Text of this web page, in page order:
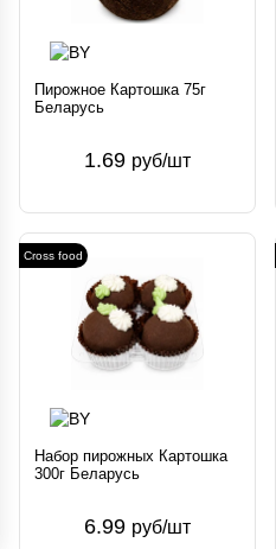
Пирожное Картошка 75г
Беларусь
1.69 руб/шт
Cross food
Набор пирожных Картошка
300г Беларусь
6.99 руб/шт